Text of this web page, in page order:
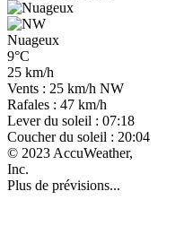
Nuageux
9°C
25 km/h
Vents : 25 km/h NW
Rafales : 47 km/h
Lever du soleil : 07:18
Coucher du soleil : 20:04
© 2023 AccuWeather,
Inc.
Plus de prévisions...